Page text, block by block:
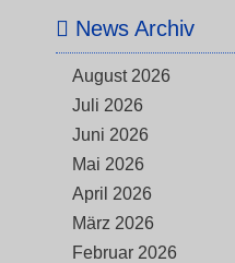
News Archiv
August 2026
Juli 2026
Juni 2026
Mai 2026
April 2026
März 2026
Februar 2026